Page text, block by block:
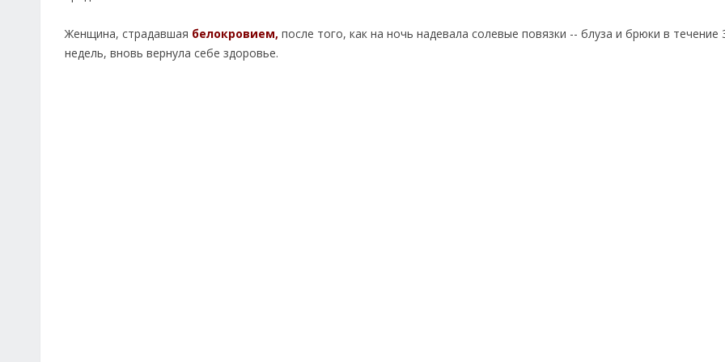
Женщина, страдавшая белокровием, после того, как на ночь надевала солевые повязки -- блуза и брюки в течение
недель, вновь вернула себе здоровье.